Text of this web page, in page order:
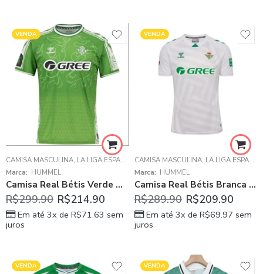
VENDA
CAMISA MASCULINA, LA LIGA ESPANHOLA ,REAL BÉTIS
Marca: HUMMEL
Camisa Real Bétis Verde Ano Novo 2024/25 Masculina
R$299.90 R$214.90
Em até 3x de R$71.63 sem
juros
VENDA
CAMISA MASCULINA, LA LIGA ESPANHOLA
Marca: HUMMEL
Camisa Real Bétis Branca Goleiro 2025/26 Masculina
R$289.90 R$209.90
Em até 3x de R$69.97 sem
juros
VENDA VENDA